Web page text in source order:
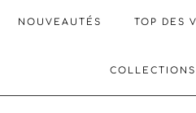
NOUVEAUTÉS TOP DES